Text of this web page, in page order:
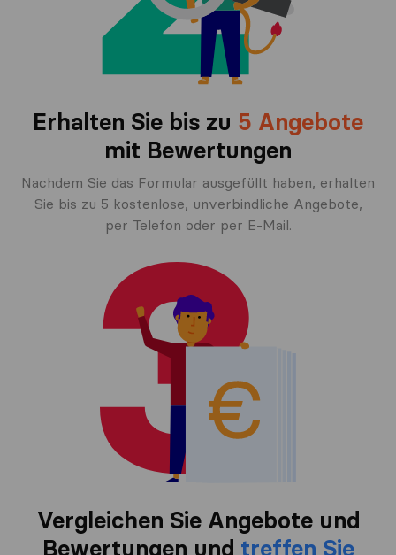
Erhalten Sie bis zu 5 Angebote
mit Bewertungen
Nachdem Sie das Formular ausgefüllt haben, erhalten
Sie bis zu 5 kostenlose, unverbindliche Angebote,
per Telefon oder per E-Mail.
Vergleichen Sie Angebote und
Bewertungen und treffen Sie